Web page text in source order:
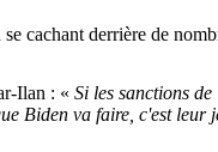
cachant derrière de
Ilan : « Si les sanctions de
Biden va faire, c'est leur